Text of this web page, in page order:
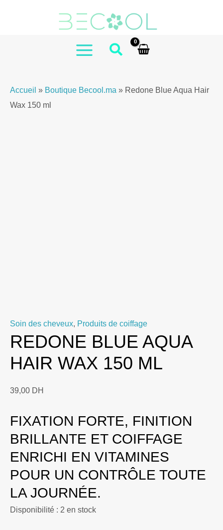
MAIN
Accueil » Boutique Becool.ma » Redone Blue Aqua Hair
Wax 150 ml
Soin des cheveux, Produits de coiffage
REDONE BLUE AQUA
HAIR WAX 150 ML
39,00 DH
FIXATION FORTE, FINITION
BRILLANTE ET COIFFAGE
ENRICHI EN VITAMINES
POUR UN CONTRÔLE TOUTE
LA JOURNÉE.
Disponibilité : 2 en stock